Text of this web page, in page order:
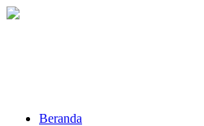
Beranda